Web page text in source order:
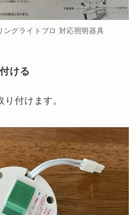
ングライトプロ 対応照明器具
ける
付けます。